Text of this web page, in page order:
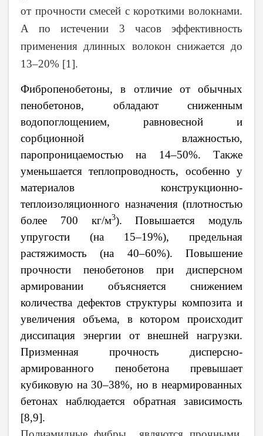
от прочности смесей с короткими волокнами.
А по истечении 3 часов эффективность
применения длинных волокон снижается до
13–20% [1].
Фибропенобетоны, в отличие от обычных
пенобетонов, обладают сниженным
водопоглощением, равновесной и
сорбционной влажностью,
паропроницаемостью на 14–50%. Также
уменьшается теплопроводность, особенно у
материалов конструкционно-
теплоизоляционного назначения (плотностью
более 700 кг/м3). Повышается модуль
упругости (на 15–19%), предельная
растяжимость (на 40–60%). Повышение
прочности пенобетонов при дисперсном
армировании объясняется снижением
количества дефектов структуры композита и
увеличения объема, в котором происходит
диссипация энергии от внешней нагрузки.
Призменная прочность дисперсно-
армированного пенобетона превышает
кубиковую на 30–38%, но в неармированных
бетонах наблюдается обратная зависимость
[8,9].